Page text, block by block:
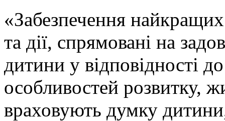
«Забезпечення
та дії, спрямовані на
дитини у відповідності до
особливостей розвитку,
враховують думку